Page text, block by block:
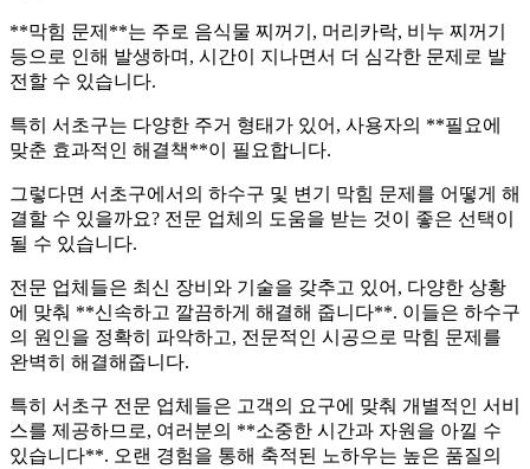
**막힘 문제**는 주로 음식물 찌꺼기, 머리카락, 비누 찌꺼기
등으로 인해 발생하며, 시간이 지나면서 더 심각한 문제로 발
전할 수 있습니다.
특히 서초구는 다양한 주거 형태가 있어, 사용자의 **필요에
맞춘 효과적인 해결책**이 필요합니다.
그렇다면 서초구에서의 하수구 및 변기 막힘 문제를 어떻게 해
결할 수 있을까요? 전문 업체의 도움을 받는 것이 좋은 선택이
될 수 있습니다.
전문 업체들은 최신 장비와 기술을 갖추고 있어, 다양한 상황
에 맞춰 **신속하고 깔끔하게 해결해 줍니다**. 이들은 하수구
의 원인을 정확히 파악하고, 전문적인 시공으로 막힘 문제를
완벽히 해결해줍니다.
특히 서초구 전문 업체들은 고객의 요구에 맞춰 개별적인 서비
스를 제공하므로, 여러분의 **소중한 시간과 자원을 아낄 수
있습니다**. 오랜 경험을 통해 축적된 노하우는 높은 품질의